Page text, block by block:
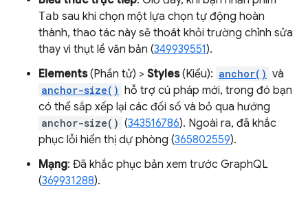
Tab sau khi chọn một lựa chọn tự động hoàn
thành, thao tác này sẽ thoát khỏi trường chỉnh sửa
thay vì thụt lề văn bản (349939551).
Elements(Phần tử) > Styles(Kiểu): anchor() và
anchor-size() hỗ trợ cú pháp mới, trong đó bạn
có thể sắp xếp lại các đối số và bỏ qua hướng
anchor-size() (343516786). Ngoài ra, đã khắc
phục lỗi hiển thị dự phòng (365802559).
Mạng: Đã khắc phục bản xem trước GraphQL
(369931288).